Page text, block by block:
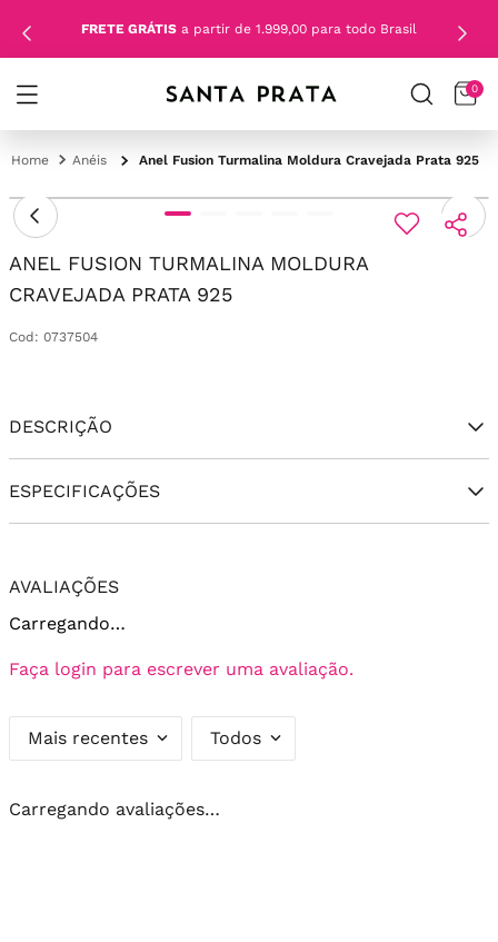
FRETE GRÁTIS a partir de 1.999,00 para todo Brasil
0
Anéis Anel Fusion Turmalina Moldura Cravejada Prata 925
ANEL FUSION TURMALINA MOLDURA
CRAVEJADA PRATA 925
Cod : 0737504
DESCRIÇÃO
ESPECIFICAÇÕES
AVALIAÇÕES
Carregando…
Faça login para escrever uma avaliação.
Mais recentes Todos
Carregando avaliações…